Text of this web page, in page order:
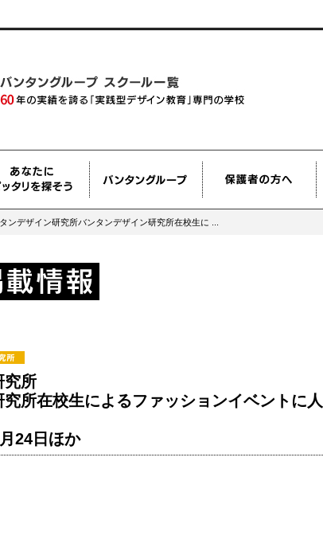
ンデザイン研究所バンタンデザイン研究所在校生に ...
究所
所在校生によるファッションイベントに
24日ほか